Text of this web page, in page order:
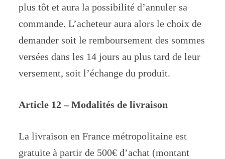
plus tôt et aura la possibilité d’annuler sa
commande. L’acheteur aura alors le choix de
demander soit le remboursement des sommes
versées dans les 14 jours au plus tard de leur
versement, soit l’échange du produit.
Article 12 – Modalités de livraison
La livraison en France métropolitaine est
gratuite à partir de 500€ d’achat (montant